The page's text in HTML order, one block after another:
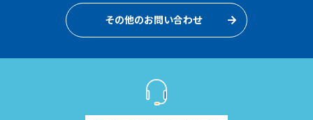
その他のお問い合わせ